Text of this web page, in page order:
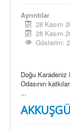
Ayrıntılar
28 Kasım
28 Kasım
Gösterim:
Doğu
Odasının
...